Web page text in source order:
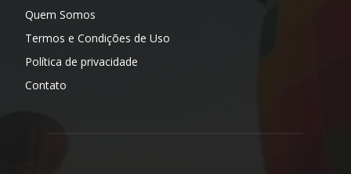
Quem Somos
Termos e Condições de Uso
Política de privacidade
Contato